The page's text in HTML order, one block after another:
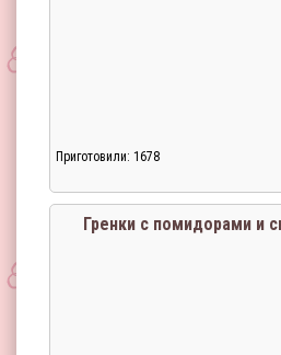
Приготовили: 1678
Гренки с помидорами и